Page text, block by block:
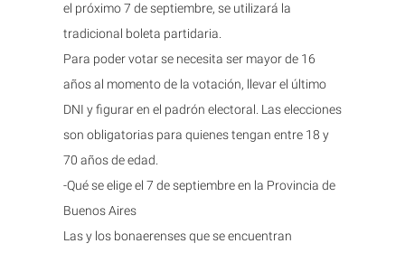
el próximo 7 de septiembre, se utilizará la
tradicional boleta partidaria.
Para poder votar se necesita ser mayor de 16
años al momento de la votación, llevar el último
DNI y figurar en el padrón electoral. Las elecciones
son obligatorias para quienes tengan entre 18 y
70 años de edad.
-Qué se elige el 7 de septiembre en la Provincia de
Buenos Aires
Las y los bonaerenses que se encuentran